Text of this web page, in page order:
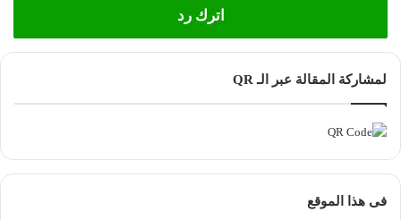
اترك رد
لمشاركة المقالة عبر الـ QR
فى هذا الموقع